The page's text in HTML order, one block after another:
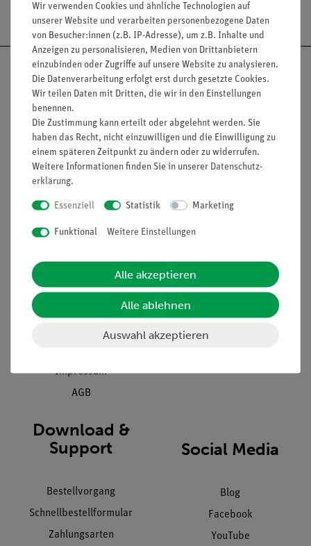
Versandkostenfrei ab 300,- €
Informationen
Presse
Stellenangebote
Impressum
AGB
Service
Inventarisierungs- &
Einräumservice
Inbetriebnahme & Schulungen
Download &
Support
Bestellvorgang
Schnellbestellformular
Zahlungsarten
Social Media
Blog
Facebook
YouTube
Wir verwenden Cookies und ähnliche Technologien auf
unserer Website und verarbeiten personenbezogene Daten
von Besucher:innen (z.B. IP-Adresse), um z.B. Inhalte und
Anzeigen zu personalisieren, Medien von Drittanbietern
einzubinden oder Zugriffe auf unsere Website zu analysieren.
Die Datenverarbeitung erfolgt erst durch gesetzte Cookies.
Wir teilen Daten mit Dritten, die wir in den Einstellungen
benennen.
Die Zustimmung kann erteilt oder abgelehnt werden. Sie
haben das Recht, nicht einzuwilligen und die Einwilligung zu
einem späteren Zeitpunkt zu ändern oder zu widerrufen.
Weitere Informationen finden Sie in unserer Daten­schutz­
erklärung.
Essenziell Statistik Marketing
Funktional Weitere Einstellungen
Alle akzeptieren
Alle ablehnen
Auswahl akzeptieren